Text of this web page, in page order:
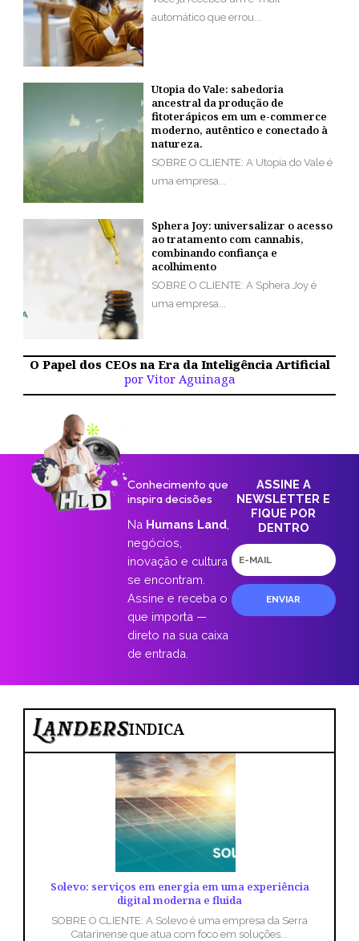
automático que errou...
Utopia do Vale: sabedoria
ancestral da produção de
fitoterápicos em um e-commerce
moderno, autêntico e conectado à
natureza.
SOBRE O CLIENTE: A Utopia do Vale é
uma empresa...
Sphera Joy: universalizar o acesso
ao tratamento com cannabis,
combinando confiança e
acolhimento
SOBRE O CLIENTE: A Sphera Joy é
uma empresa...
O Papel dos CEOs na Era da Inteligência Artificial
por Vitor Aguinaga
Conhecimento que
inspira decisões
Na Humans Land
negócios,
inovação e cultura
se encontram.
Assine e receba o
que importa —
direto na sua caixa
de entrada.
ASSINE A
NEWSLETTER E
FIQUE POR
DENTRO
E-
mail
ENVIAR
INDICA
Solevo: serviços em energia em uma experiência
digital moderna e fluida
SOBRE O CLIENTE: A Solevo é uma empresa da Serra
Catarinense que atua com foco em soluções...